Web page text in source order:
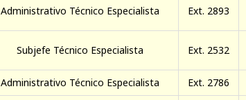
Administrativo Técnico Especialista Ext. 2893
Subjefe Técnico Especialista Ext. 2532
Administrativo Técnico Especialista Ext. 2786